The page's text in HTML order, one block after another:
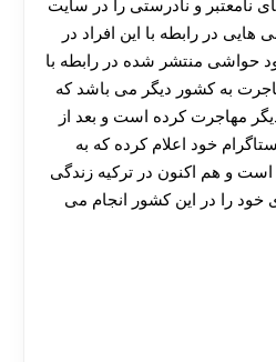
نامعتبر و نادرستی را در سایت
در رابطه با این افراد در
حواشی منتشر شده در رابطه با
به کشور دیگر می باشد که
مهاجرت کرده است و بعد از
خود اعلام کرده که به
و هم اکنون در ترکیه زندگی
خود را در این کشور انجام می